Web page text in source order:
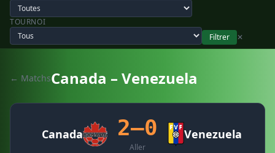
TOURNOI
Filtrer
✕
← MatchsCanada – Venezuela
Canada 2–0
Aller
Venezuela